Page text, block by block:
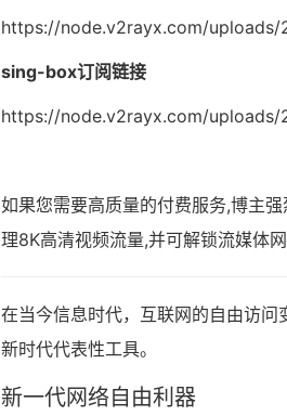
https://node.v2rayx.com/uploads/
sing-box订阅链接
https://node.v2rayx.com/uploads/
如果您需要高质量的付费服务,博主强
理8K高清视频流量,并可解锁流媒体
在当今信息时代，互联网的自由访
新时代代表性工具。
新一代网络自由利器